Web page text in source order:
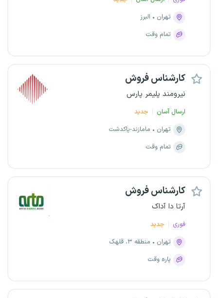
تهران
البرز
تمام وقت
کارشناس فروش
نیرومند پلیمر پارس
ارسال آسان
جدید
تهران
مامازند-پاکدشت
تمام وقت
کارشناس فروش
آرتا دا آداک
فوری
جدید
تهران
منطقه ۳، قلهک
پاره وقت